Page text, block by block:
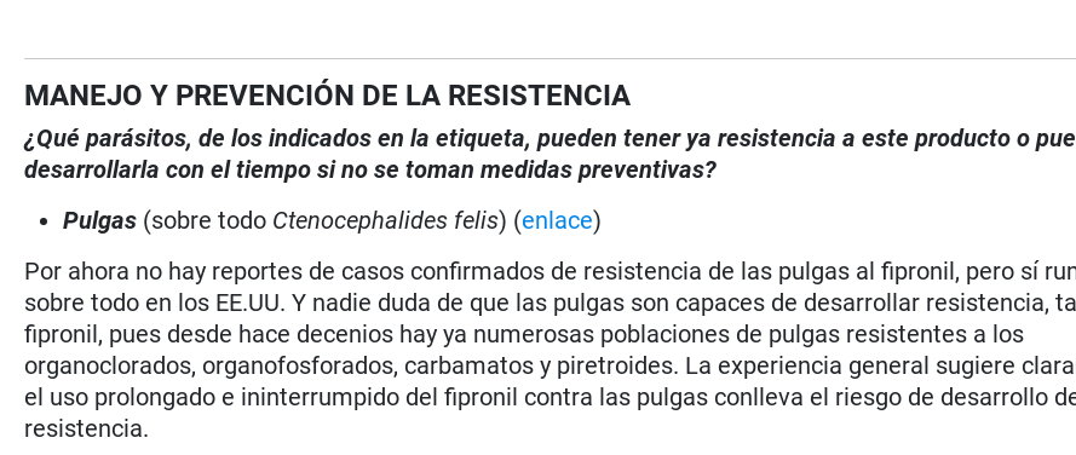
MANEJO Y PREVENCIÓN DE LA RESISTENCIA
¿Qué parásitos, de los indicados en la etiqueta, pueden tener ya resistencia a este producto o
desarrollarla con el tiempo si no se toman medidas preventivas?
Pulgas (sobre todo Ctenocephalides felis) (enlace)
Por ahora no hay reportes de casos confirmados de resistencia de las pulgas al fipronil, pero sí
sobre todo en los EE.UU. Y nadie duda de que las pulgas son capaces de desarrollar resistencia,
fipronil, pues desde hace decenios hay ya numerosas poblaciones de pulgas resistentes a los
organoclorados, organofosforados, carbamatos y piretroides. La experiencia general sugiere
el uso prolongado e ininterrumpido del fipronil contra las pulgas conlleva el riesgo de desarrollo
resistencia.